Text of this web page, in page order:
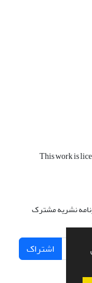
This work is
نشریه مشترک
اشتراک